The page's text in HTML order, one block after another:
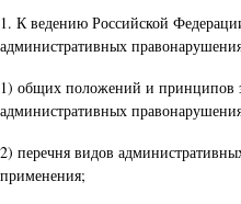
1. К ведению Российской
административных
1) общих положений и принципов
административных
2) перечня видов
применения;